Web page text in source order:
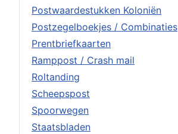
Postwaardestukken Koloniën
Postzegelboekjes / Combinaties
Prentbriefkaarten
Ramppost / Crash mail
Roltanding
Scheepspost
Spoorwegen
Staatsbladen